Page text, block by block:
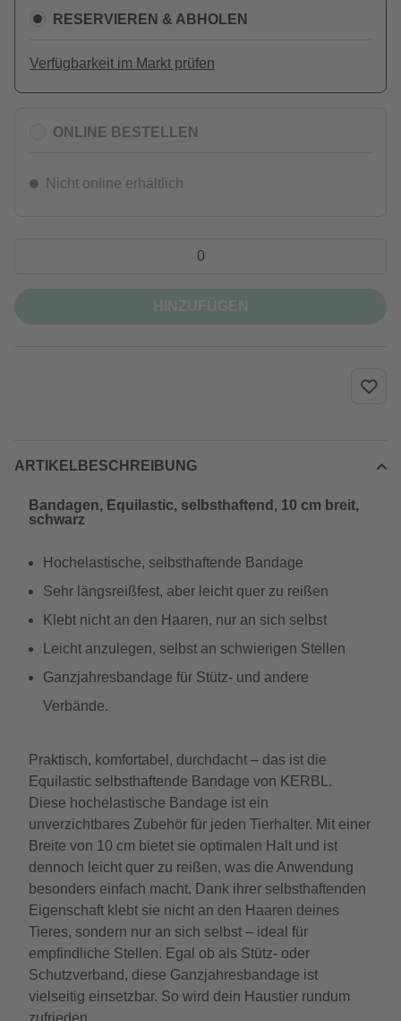
RESERVIEREN & ABHOLEN
Verfügbarkeit im Markt prüfen
ONLINE BESTELLEN
Nicht online erhältlich
ARTIKELBESCHREIBUNG
Bandagen, Equilastic, selbsthaftend, 10 cm breit,
schwarz
Hochelastische, selbsthaftende Bandage
Sehr längsreißfest, aber leicht quer zu reißen
Klebt nicht an den Haaren, nur an sich selbst
Leicht anzulegen, selbst an schwierigen Stellen
Ganzjahresbandage für Stütz- und andere
Verbände.
Praktisch, komfortabel, durchdacht – das ist die
Equilastic selbsthaftende Bandage von KERBL.
Diese hochelastische Bandage ist ein
unverzichtbares Zubehör für jeden Tierhalter. Mit einer
Breite von 10 cm bietet sie optimalen Halt und ist
dennoch leicht quer zu reißen, was die Anwendung
besonders einfach macht. Dank ihrer selbsthaftenden
Eigenschaft klebt sie nicht an den Haaren deines
Tieres, sondern nur an sich selbst – ideal für
empfindliche Stellen. Egal ob als Stütz- oder
Schutzverband, diese Ganzjahresbandage ist
vielseitig einsetzbar. So wird dein Haustier rundum
zufrieden.